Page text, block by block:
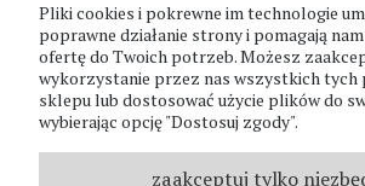
Pliki cookies i pokrewne im technologie
poprawne działanie strony i pomagają
ofertę do Twoich potrzeb. Możesz
wykorzystanie przez nas wszystkich tych
sklepu lub dostosować użycie plików do
wybierając opcję "Dostosuj zgody".
zaakceptuj tylko